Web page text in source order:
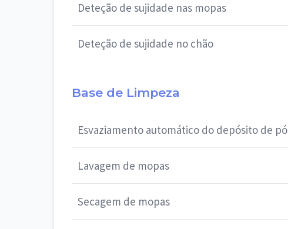
Deteção de sujidade nas mopas
Deteção de sujidade no chão
Base de Limpeza
Esvaziamento automático do depósito de pó
Lavagem de mopas
Secagem de mopas